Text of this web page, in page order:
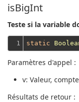
isBigInt
Teste si la variable
1 static
Paramètres d'appel :
v: Valeur,
Résultats de retour :